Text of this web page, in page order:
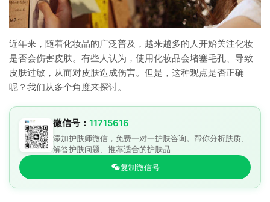
近年来，随着化妆品的广泛普及，越来越多的人开始关注化妆
是否会伤害皮肤。有些人认为，使用化妆品会堵塞毛孔、导致
皮肤过敏，从而对皮肤造成伤害。但是，这种观点是否正确
呢？我们从多个角度来探讨。
微信号： 11715616
添加护肤师微信，免费一对一护肤咨询。帮你分析肤质、
解答护肤问题、推荐适合的护肤品
复制微信号